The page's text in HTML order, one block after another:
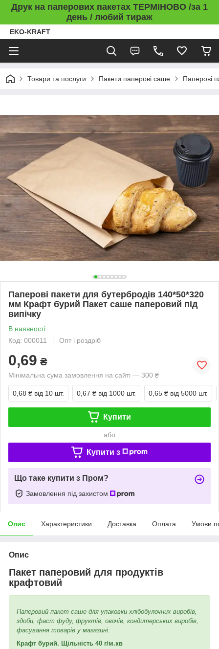
Друк на паперових пакетах ТЕРМІНОВО /за 1
день / любий тираж
EKO-KRAFT
Товари та послуги Пакети паперові саше Паперові
Паперові пакети для бутербродів 140*50*320
мм Крафт бурий Пакет саше паперовий під
випічку
В наявності
Код: 000011
Опт і роздріб
0,69 ₴
Мінімальна сума замовлення на сайті — 300 ₴
0,68 ₴ від 10 шт. 0,67 ₴ від 1000 шт. 0,65 ₴ від 5000 шт.
Купити
або
Купити з
Що таке купити з Пром?
Замовлення під захистом
Опис Характеристики Доставка Оплата Умови
Опис
Пакет паперовий для продуктів
крафтовий
Паперовий пакет саше для упаковки хлібобулочних виробів,
здоби, фаст фуду, фруктів, овочів, кондитерських виробів,
фасування товарів у магазині.
Крафт бурий. Щільність 40 г/м.кв